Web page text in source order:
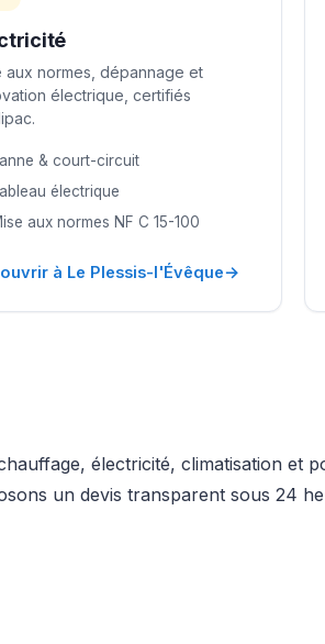
aux normes, dépannage et
électrique, certifiés
& court-circuit
électrique
aux normes NF C 15-100
à Le Plessis-l'Évêque→
électricité, climatisation et
un devis transparent sous 24